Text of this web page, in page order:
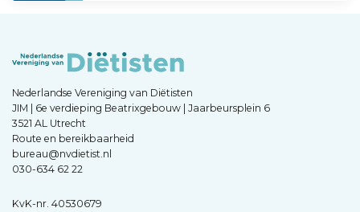
Nederlandse Vereniging van Diëtisten
JIM | 6e verdieping Beatrixgebouw | Jaarbeursplein 6
3521 AL Utrecht
Route en bereikbaarheid
bureau@nvdietist.nl
030-634 62 22
KvK-nr. 40530679